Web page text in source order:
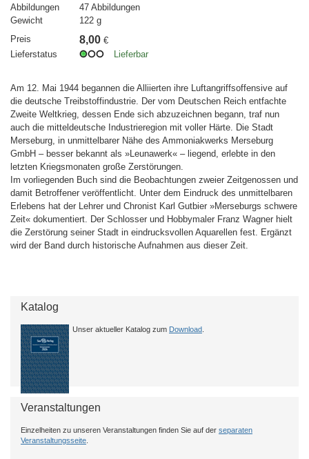
Abbildungen
47 Abbildungen
Gewicht
122 g
Preis
8,00 €
Lieferstatus
Lieferbar
Am 12. Mai 1944 begannen die Alliierten ihre Luftangriffsoffensive auf
die deutsche Treibstoffindustrie. Der vom Deutschen Reich entfachte
Zweite Weltkrieg, dessen Ende sich abzuzeichnen begann, traf nun
auch die mitteldeutsche Industrieregion mit voller Härte. Die Stadt
Merseburg, in unmittelbarer Nähe des Ammoniakwerks Merseburg
GmbH – besser bekannt als »Leunawerk« – liegend, erlebte in den
letzten Kriegsmonaten große Zerstörungen.
Im vorliegenden Buch sind die Beobachtungen zweier Zeitgenossen und
damit Betroffener veröffentlicht. Unter dem Eindruck des unmittelbaren
Erlebens hat der Lehrer und Chronist Karl Gutbier »Merseburgs schwere
Zeit« dokumentiert. Der Schlosser und Hobbymaler Franz Wagner hielt
die Zerstörung seiner Stadt in eindrucksvollen Aquarellen fest. Ergänzt
wird der Band durch historische Aufnahmen aus dieser Zeit.
Katalog
Unser aktueller Katalog zum Download
Veranstaltungen
Einzelheiten zu unseren Veranstaltungen finden Sie auf der separaten
Veranstaltungsseite